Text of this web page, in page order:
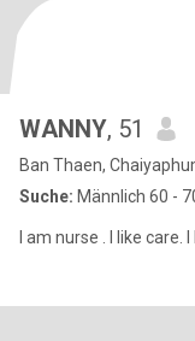
WANNY, 51
Ban Thaen,
Suche: Männlich 60 -
I am nurse .